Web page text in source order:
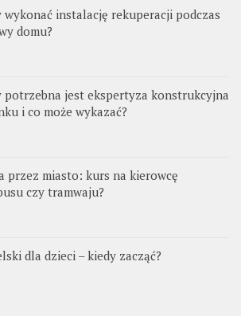
wykonać instalację rekuperacji podczas
domu?
potrzebna jest ekspertyza konstrukcyjna
i co może wykazać?
przez miasto: kurs na kierowcę
czy tramwaju?
dla dzieci – kiedy zacząć?